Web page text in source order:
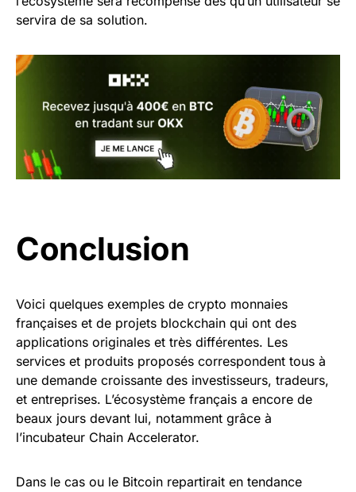
servira de sa solution.
Conclusion
Voici quelques exemples de crypto monnaies
françaises et de projets blockchain qui ont des
applications originales et très différentes. Les
services et produits proposés correspondent tous à
une demande croissante des investisseurs, tradeurs,
et entreprises. L’écosystème français a encore de
beaux jours devant lui, notamment grâce à
l’incubateur Chain Accelerator.
Dans le cas ou le Bitcoin repartirait en tendance